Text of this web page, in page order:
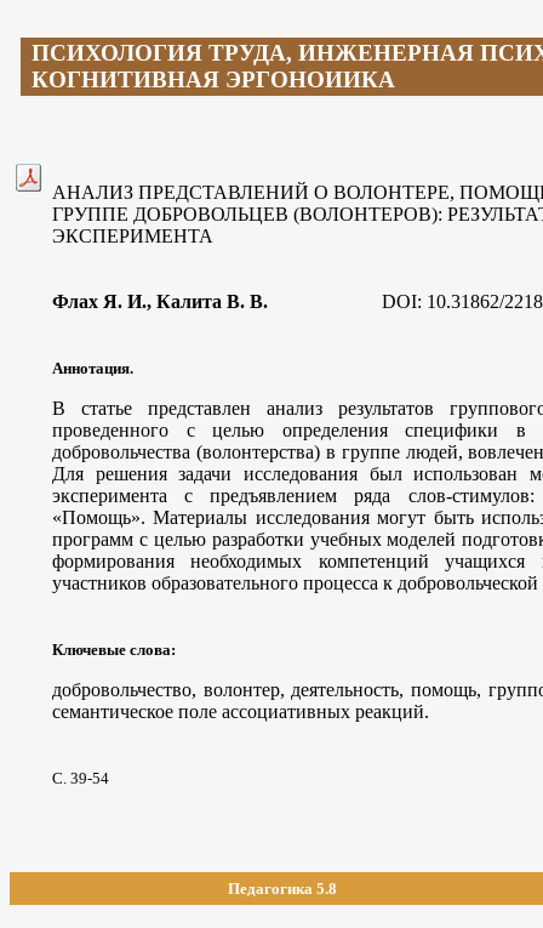
ПСИХОЛОГИЯ ТРУДА, ИНЖЕНЕРНАЯ
КОГНИТИВНАЯ ЭРГОНОИИКА
АНАЛИЗ ПРЕДСТАВЛЕНИЙ О ВОЛОНТЕРЕ,
ГРУППЕ ДОБРОВОЛЬЦЕВ (ВОЛОНТЕРОВ):
ЭКСПЕРИМЕНТА
Флах Я. И., Калита В. В. DOI: 10.31862/
Аннотация.
В статье представлен анализ результатов
проведенного с целью определения специфики в
добровольчества (волонтерства) в группе людей,
Для решения задачи исследования был использован
эксперимента с предъявлением ряда слов-
«Помощь». Материалы исследования могут быть
программ с целью разработки учебных моделей
формирования необходимых компетенций
участников образовательного процесса к
Ключевые слова:
добровольчество, волонтер, деятельность, помощь,
семантическое поле ассоциативных реакций.
С. 39-54
Педагогика 5.8